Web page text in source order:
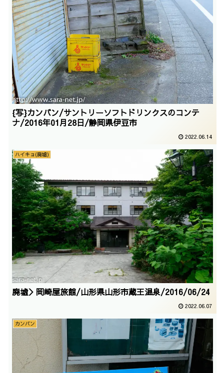
{写}カンバン/サントリーソフトドリンクスのコンテ
ナ/2016年01月28日/静岡県伊豆市
2022.06.14
ハイキョ(廃墟)
廃墟＞岡崎屋旅館/山形県山形市蔵王温泉/2016/06/24
2022.06.07
カンバン